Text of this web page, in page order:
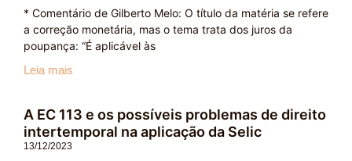
* Comentário de Gilberto Melo: O título da matéria se refere
a correção monetária, mas o tema trata dos juros da
poupança: “É aplicável às
Leia mais
A EC 113 e os possíveis problemas de direito
intertemporal na aplicação da Selic
13/12/2023